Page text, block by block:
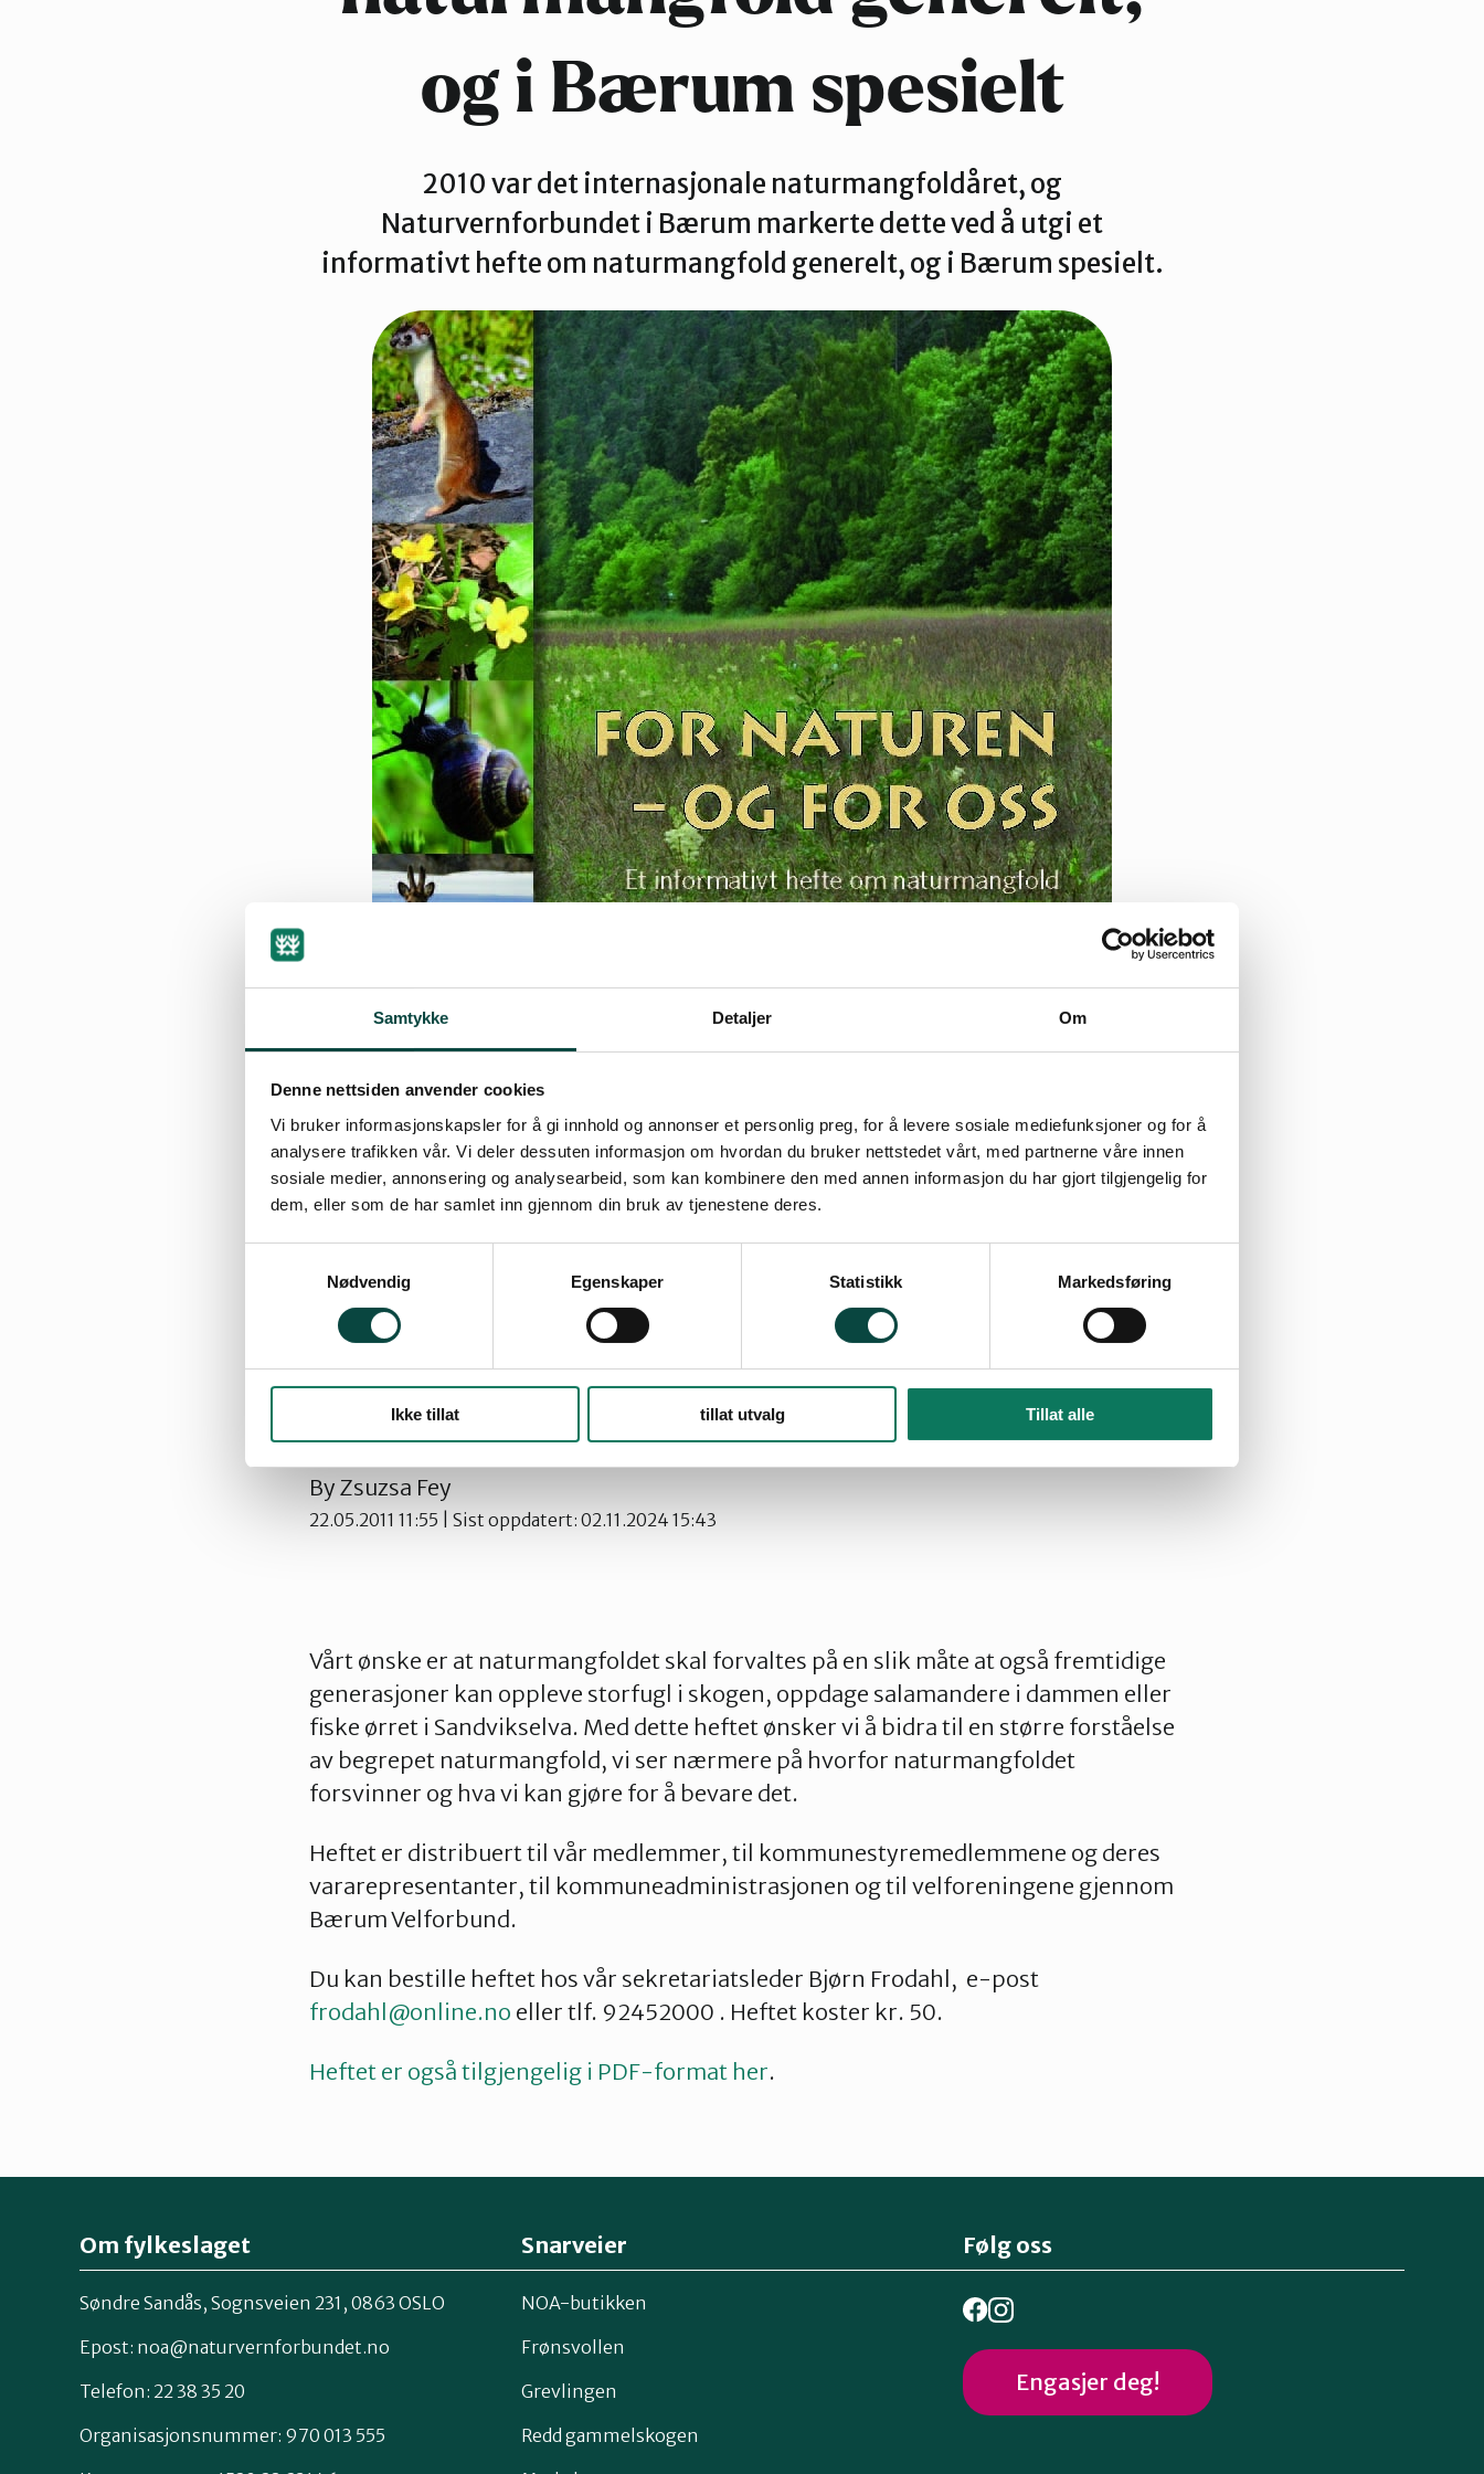
Samtykke Detaljer Om
Denne nettsiden anvender cookies
Vi bruker informasjonskapsler for å gi innhold og annonser et personlig preg, for å levere sosiale mediefunksjoner og for å
analysere trafikken vår. Vi deler dessuten informasjon om hvordan du bruker nettstedet vårt, med partnerne våre innen
sosiale medier, annonsering og analysearbeid, som kan kombinere den med annen informasjon du har gjort tilgjengelig for
dem, eller som de har samlet inn gjennom din bruk av tjenestene deres.
Nødvendig
Egenskaper Statistikk Markedsføring
Ikke tillat tillat utvalg Tillat alle
Nordre Follo Oslo Nord
Oslo Sør Oslo Vest
og i Bærum spesielt
2010 var det internasjonale naturmangfoldåret, og
Naturvernforbundet i Bærum markerte dette ved å utgi et
informativt hefte om naturmangfold generelt, og i Bærum spesielt.
By Zsuzsa Fey
22.05.2011 11:55 | Sist oppdatert: 02.11.2024 15:43
Vårt ønske er at naturmangfoldet skal forvaltes på en slik måte at også fremtidige
generasjoner kan oppleve storfugl i skogen, oppdage salamandere i dammen eller
fiske ørret i Sandvikselva. Med dette heftet ønsker vi å bidra til en større forståelse
av begrepet naturmangfold, vi ser nærmere på hvorfor naturmangfoldet
forsvinner og hva vi kan gjøre for å bevare det.
Heftet er distribuert til vår medlemmer, til kommunestyremedlemmene og deres
vararepresentanter, til kommuneadministrasjonen og til velforeningene gjennom
Bærum Velforbund.
Du kan bestille heftet hos vår sekretariatsleder Bjørn Frodahl, e-post
frodahl@online.no eller tlf. 92452000 . Heftet koster kr. 50.
Heftet er også tilgjengelig i PDF-format her.
Om fylkeslaget
Søndre Sandås, Sognsveien 231, 0863 OSLO
Epost: noa@naturvernforbundet.no
Telefon: 22 38 35 20
Organisasjonsnummer: 970 013 555
Snarveier
NOA-butikken
Frønsvollen
Grevlingen
Redd gammelskogen
Følg oss
Engasjer deg!